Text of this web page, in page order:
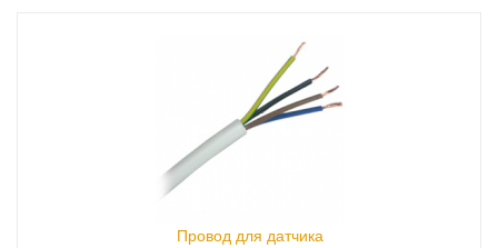
Провод для датчика